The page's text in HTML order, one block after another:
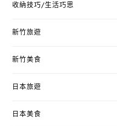
收納技巧/生活巧思
新竹旅遊
新竹美食
日本旅遊
日本美食